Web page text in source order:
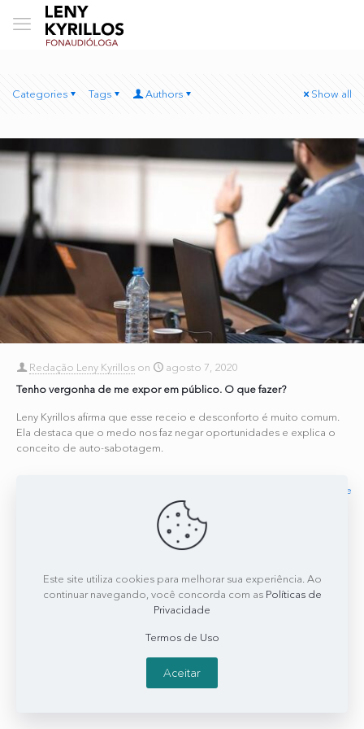
Categories Tags Authors Show all
Redação Leny Kyrillos on
agosto 7, 2020
Tenho vergonha de me expor em público. O que fazer?
Leny Kyrillos afirma que esse receio e desconforto é muito comum.
Ela destaca que o medo nos faz negar oportunidades e explica o
conceito de auto-sabotagem.
Read more
Este site utiliza cookies para melhorar sua experiência. Ao
continuar navegando, você concorda com as Políticas de
Privacidade
Termos de Uso
Aceitar